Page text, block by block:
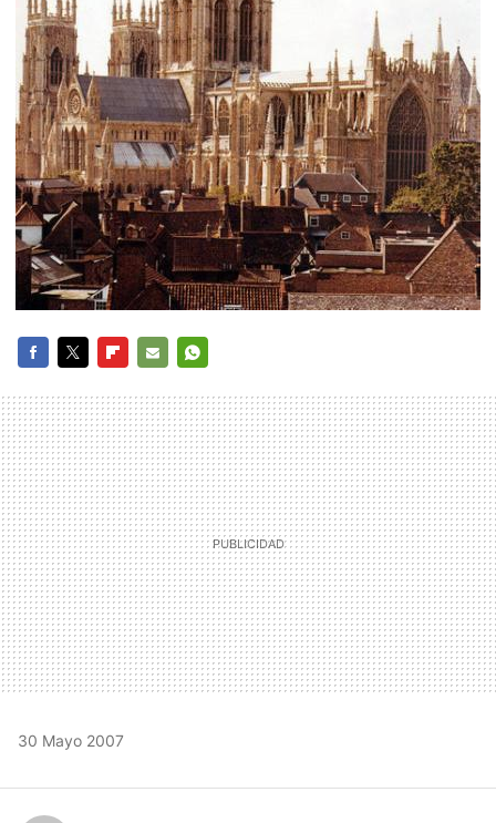
MAIL
30 Mayo 2007